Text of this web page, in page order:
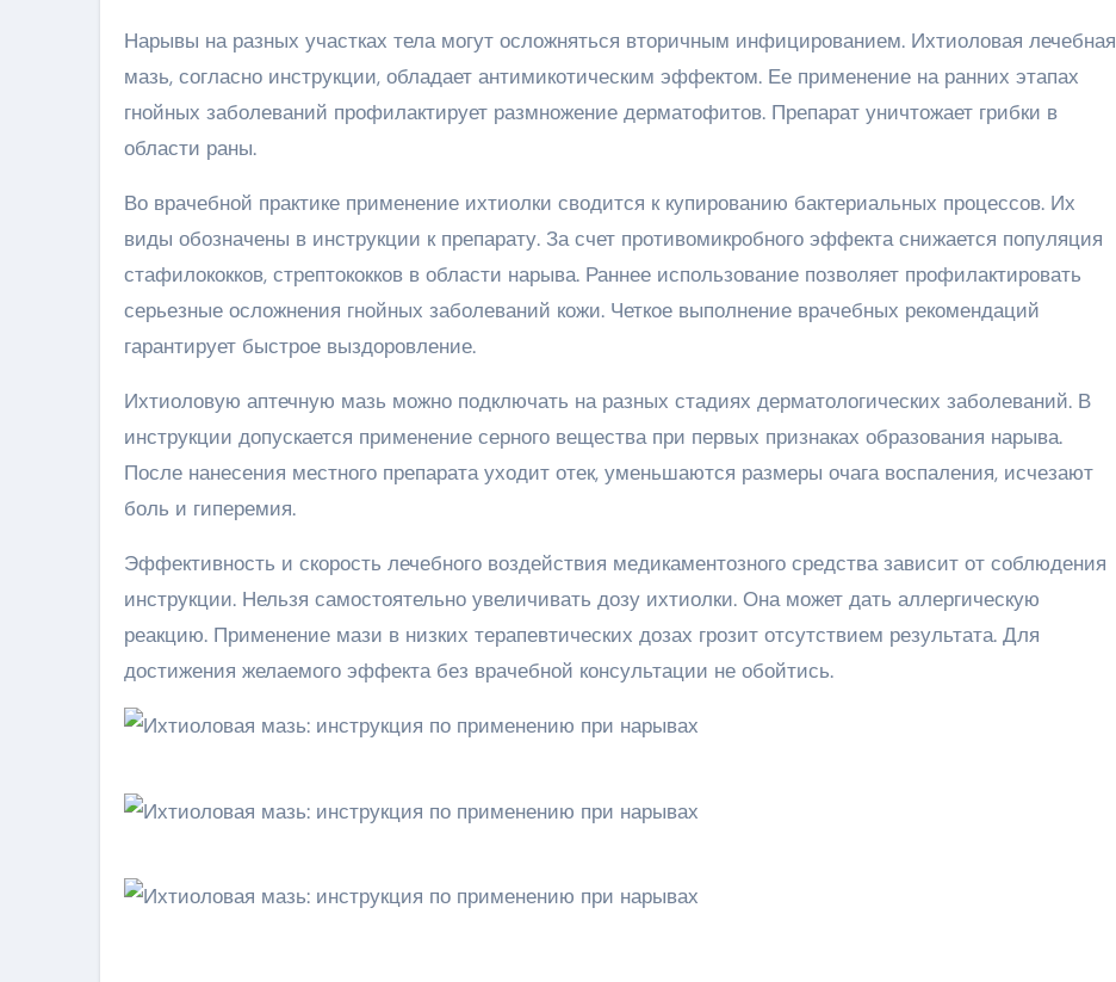
Нарывы на разных участках тела могут осложняться вторичным инфицированием. Ихтиоловая лечебная
мазь, согласно инструкции, обладает антимикотическим эффектом. Ее применение на ранних этапах
гнойных заболеваний профилактирует размножение дерматофитов. Препарат уничтожает грибки в
области раны.
Во врачебной практике применение ихтиолки сводится к купированию бактериальных процессов. Их
виды обозначены в инструкции к препарату. За счет противомикробного эффекта снижается популяция
стафилококков, стрептококков в области нарыва. Раннее использование позволяет профилактировать
серьезные осложнения гнойных заболеваний кожи. Четкое выполнение врачебных рекомендаций
гарантирует быстрое выздоровление.
Ихтиоловую аптечную мазь можно подключать на разных стадиях дерматологических заболеваний. В
инструкции допускается применение серного вещества при первых признаках образования нарыва.
После нанесения местного препарата уходит отек, уменьшаются размеры очага воспаления, исчезают
боль и гиперемия.
Эффективность и скорость лечебного воздействия медикаментозного средства зависит от соблюдения
инструкции. Нельзя самостоятельно увеличивать дозу ихтиолки. Она может дать аллергическую
реакцию. Применение мази в низких терапевтических дозах грозит отсутствием результата. Для
достижения желаемого эффекта без врачебной консультации не обойтись.